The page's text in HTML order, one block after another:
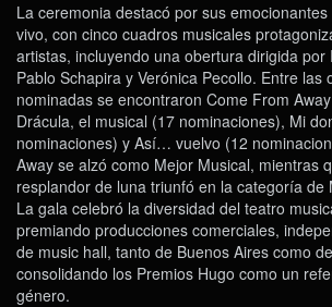
La ceremonia destacó por sus
vivo, con cinco cuadros musicales
artistas, incluyendo una obertura dirigida por
Pablo Schapira y Verónica Pecollo. Entre las
nominadas se encontraron Come From
Drácula, el musical (17 nominaciones), Mi
nominaciones) y Así… vuelvo (12
Away se alzó como Mejor Musical, mientras
resplandor de luna triunfó en la categoría de
La gala celebró la diversidad del teatro
premiando producciones comerciales,
de music hall, tanto de Buenos Aires como
consolidando los Premios Hugo como un
género.